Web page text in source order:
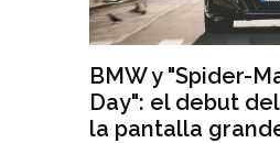
BMW y "Spider-
Day": el debut del
la pantalla grande